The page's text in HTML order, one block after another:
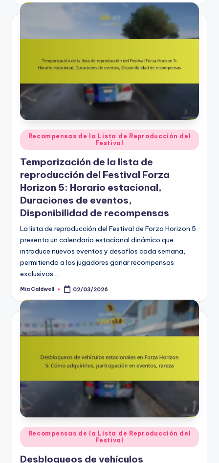
Posted
in
Recompensas de la Lista de Reproducción del
Festival
Temporización de la lista de
reproducción del Festival Forza
Horizon 5: Horario estacional,
Duraciones de eventos,
Disponibilidad de recompensas
La lista de reproducción del Festival de Forza Horizon 5
presenta un calendario estacional dinámico que
introduce nuevos eventos y desafíos cada semana,
permitiendo a los jugadores ganar recompensas
exclusivas.…
Posted
Mia Caldwell 02/03/2026
Posted
in
Recompensas de la Lista de Reproducción del
Festival
Desbloqueos de vehículos